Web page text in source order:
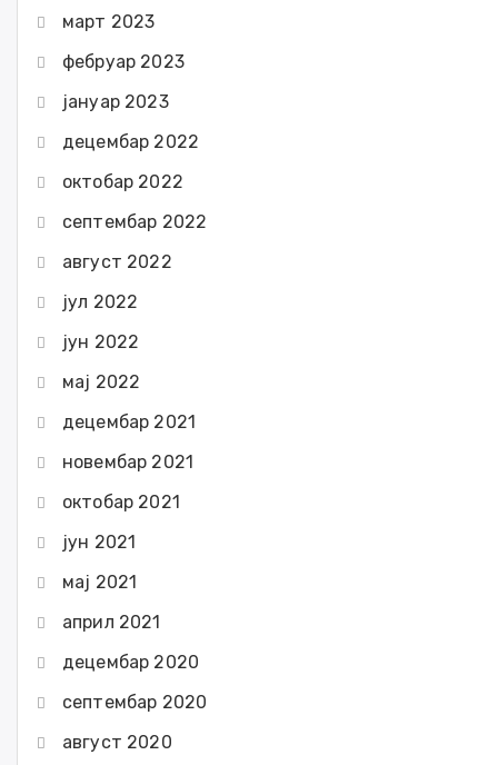
март 2023
фебруар 2023
јануар 2023
децембар 2022
октобар 2022
септембар 2022
август 2022
јул 2022
јун 2022
мај 2022
децембар 2021
новембар 2021
октобар 2021
јун 2021
мај 2021
април 2021
децембар 2020
септембар 2020
август 2020